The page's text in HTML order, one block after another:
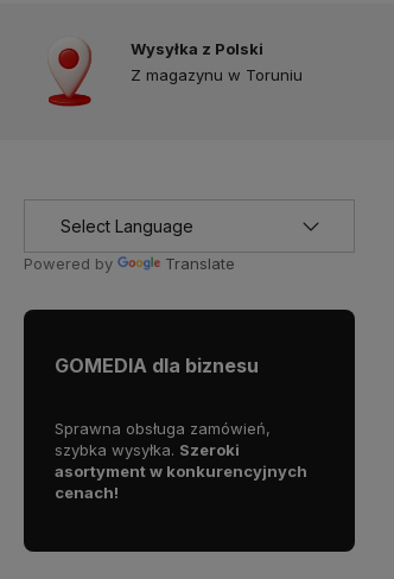
Wysyłka z Polski
Z magazynu w Toruniu
Powered by Translate
GOMEDIA dla biznesu
Sprawna obsługa zamówień,
szybka wysyłka. Szeroki
asortyment w konkurencyjnych
cenach!